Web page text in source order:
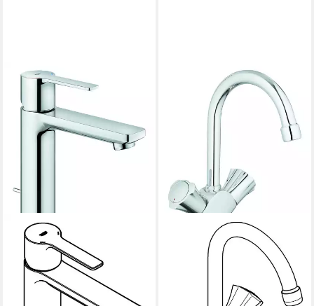
GROHE
Waschtischarmatur Lineare
Einhand-Waschtischbatterie
mit Zugstangen-
Ablaufgarnitur S-Size
Waschtischarmatur Costa
Zweigriff Ausladung 137 mm
Ablaufgarnitur - Chrom